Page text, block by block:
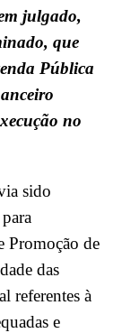
julgado,
que
Pública
no
sido
Promoção de
das
referentes à
e